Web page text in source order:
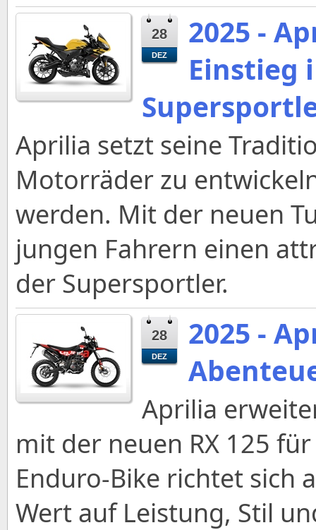
28
DEZ
2025 -
Einstieg
Aprilia setzt seine
Motorräder zu
werden. Mit der neuen
jungen Fahrern einen
der Supersportler.
28
DEZ
2025 -
Aprilia
mit der neuen RX 125
Enduro-Bike richtet sich
Wert auf Leistung, Stil